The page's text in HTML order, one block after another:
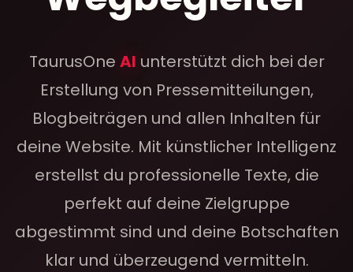
TaurusOne AI unterstützt dich bei der
Erstellung von Pressemitteilungen,
Blogbeiträgen und allen Inhalten für
deine Website. Mit künstlicher Intelligenz
erstellst du professionelle Texte, die
perfekt auf deine Zielgruppe
abgestimmt sind und deine Botschaften
klar und überzeugend vermitteln.